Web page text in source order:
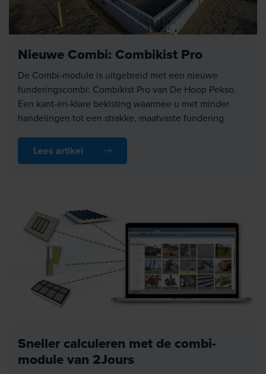
Nieuwe Combi: Combikist Pro
De Combi-module is uitgebreid met een nieuwe
funderingscombi: Combikist Pro van De Hoop Pekso.
Een kant-en-klare bekisting waarmee u met minder
handelingen tot een strakke, maatvaste fundering
Precies het soort details waar u in de praktijk dagelijks
mee te maken heeft, en die u nu direct kunt
Lees artikel
Sneller calculeren met de combi-
module van 2Jours